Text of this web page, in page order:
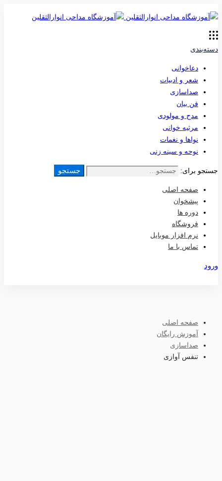
دسته‌بندی
دعاخوانی
شعر و ادبیات
صداسازی
فن بیان
مدح و مولودی
مرثیه خوانی
نواها و نغمات
نوحه و سینه زنی
جستجو برای: جستجو
صفحه اصلی
پیشخوان
دوره ها
فروشگاه
نرم افزار موبایل
تماس با ما
ورود
صفحه اصلی
آموزش رایگان
صداسازی
تنفس آوازی